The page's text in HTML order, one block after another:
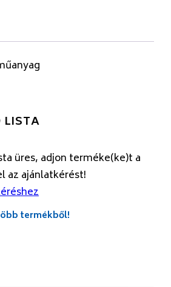
LISTA
üres, adjon terméke(ke)t a
az ajánlatkérést!
termékből!